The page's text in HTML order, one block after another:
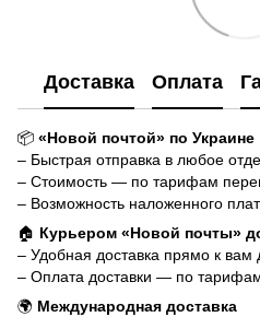
Доставка Оплата
📦 «Новой почтой» по Украине
– Быстрая отправка в любое
– Стоимость — по тарифам
– Возможность наложенного
🏠 Курьером «Новой почты»
– Удобная доставка прямо к
– Оплата доставки — по
🌍 Международная доставка